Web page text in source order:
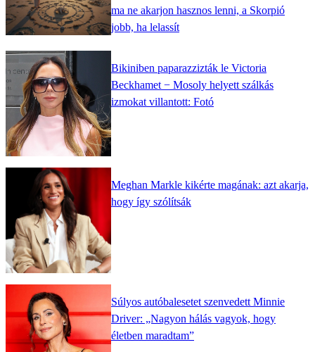
ma ne akarjon hasznos lenni, a Skorpió
jobb, ha lelassít
Bikiniben paparazzizták le Victoria
Beckhamet − Mosoly helyett szálkás
izmokat villantott: Fotó
Meghan Markle kikérte magának: azt akarja,
hogy így szólítsák
Súlyos autóbalesetet szenvedett Minnie
Driver: „Nagyon hálás vagyok, hogy
életben maradtam”